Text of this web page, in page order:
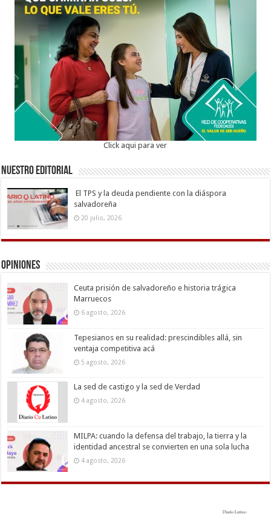
Click aqui para ver
Nuestro Editorial
El TPS y la deuda pendiente con la diáspora
salvadoreña
20 julio, 2026
Opiniones
Ceuta prisión de salvadoreño e historia trágica
Marruecos
6 agosto, 2026
Tepesianos en su realidad: prescindibles allá, sin
ventaja competitiva acá
5 agosto, 2026
La sed de castigo y la sed de Verdad
4 agosto, 2026
MILPA: cuando la defensa del trabajo, la tierra y la
identidad ancestral se convierten en una sola lucha
4 agosto, 2026